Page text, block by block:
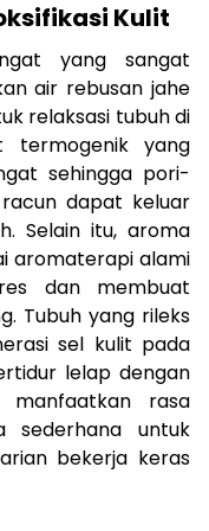
Kulit
yang sangat
air rebusan jahe
relaksasi tubuh di
termogenik yang
sehingga pori-
dapat keluar
Selain itu, aroma
aromaterapi alami
dan membuat
Tubuh yang rileks
sel kulit pada
lelap dengan
rasa
sederhana untuk
bekerja keras